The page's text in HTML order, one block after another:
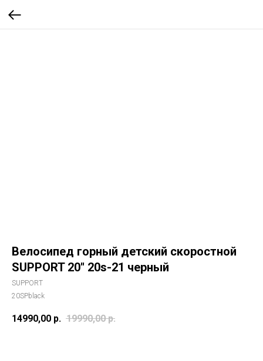
Велосипед горный детский скоростной
SUPPORT 20'' 20s-21 черный
SUPPORT
20SPblack
14990,00 р. 19990,00 р.